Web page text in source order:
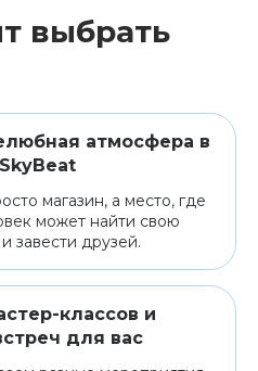
выбрать
атмосфера в
магазин, а место, где
может найти свою
завести друзей.
классов и
для вас